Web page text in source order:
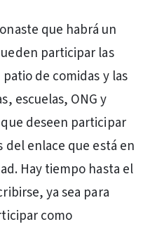
que habrá un
participar las
de comidas y las
escuelas, ONG y
deseen participar
del enlace que está en
Hay tiempo hasta el
ya sea para
como